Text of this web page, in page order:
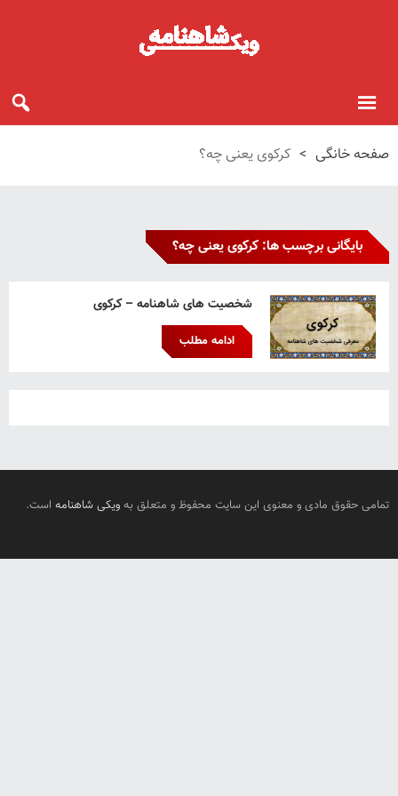
صفحه خانگی > کرکوی یعنی چه؟
بایگانی برچسب ها: کرکوی یعنی چه؟
شخصیت های شاهنامه – کرکوی
ادامه مطلب
تمامی حقوق مادی و معنوی این سایت محفوظ و متعلق به ویکی شاهنامه است.